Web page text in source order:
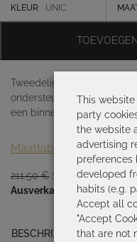
Kleur
KLEUR UNIC
Tweedelige bikini met
ondersteuning en comfort
een binnencup en
Maattabel
211,50€ Oorspronkelijke
prijs
211,50 €.
148,05€Huidige
prijs
is:
148,05 €.
Ausverkauft
BESCHRIJVING
This
party
the website
advertising
preferences
developed
habits (e.g.
Accept all
"Accept
that are not